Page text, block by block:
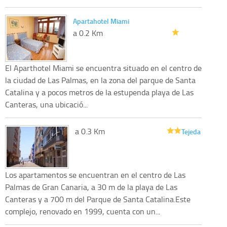
Apartahotel Miami
a 0.2 Km
El Aparthotel Miami se encuentra situado en el centro de
la ciudad de Las Palmas, en la zona del parque de Santa
Catalina y a pocos metros de la estupenda playa de Las
Canteras, una ubicació...
Tejeda
a 0.3 Km
Los apartamentos se encuentran en el centro de Las
Palmas de Gran Canaria, a 30 m de la playa de Las
Canteras y a 700 m del Parque de Santa Catalina.Este
complejo, renovado en 1999, cuenta con un...